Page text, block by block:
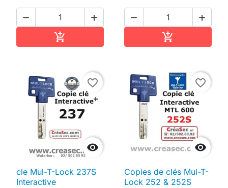
 

 


favorite_border
cle Mul-T-Lock 237S
Interactive

favorite_border
Copies de clés Mul-T-
Lock 252 & 252S